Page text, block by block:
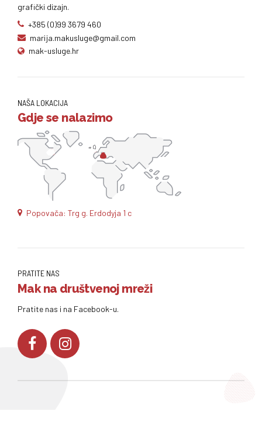
grafički dizajn.
+385 (0)99 3679 460
marija.makusluge@gmail.com
mak-usluge.hr
NAŠA LOKACIJA
Gdje se nalazimo
Popovača: Trg g. Erdodyja 1 c
PRATITE NAS
Mak na društvenoj mreži
Pratite nas i na Facebook-u.